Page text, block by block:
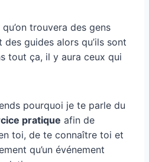
trouvera des gens
des guides alors qu’ils sont
tout ça, il y aura ceux qui
pourquoi je te parle du
pratique afin de
toi, de te connaître toi et
qu’un événement